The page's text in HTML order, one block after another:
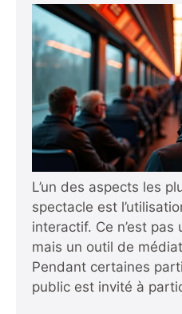
L’un des aspects les
spectacle est
interactif. Ce n’est
mais un outil de
Pendant certaines
public est invité à